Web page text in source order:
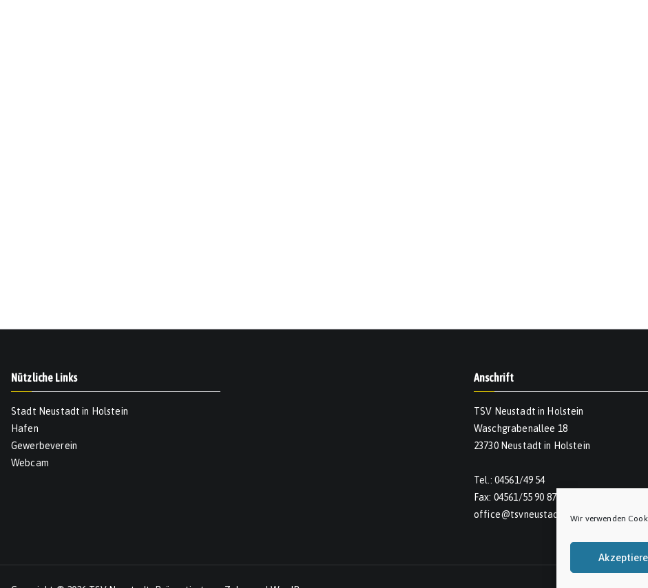
Wir verwenden
Nützliche Links
Stadt Neustadt in Holstein
Hafen
Gewerbeverein
Webcam
Anschrift
TSV Neustadt in Holstein
Waschgrabenallee 18
23730 Neustadt in Holstein
Tel.: 04561/49 54
Fax: 04561/55 90 874
office@tsvneustadt.de